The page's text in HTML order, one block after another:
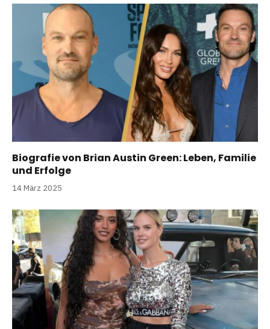
Biografie von Brian Austin Green: Leben, Familie
und Erfolge
14 März 2025